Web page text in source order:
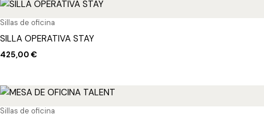
Sillas de oficina
SILLA OPERATIVA STAY
425,00 €
Sillas de oficina